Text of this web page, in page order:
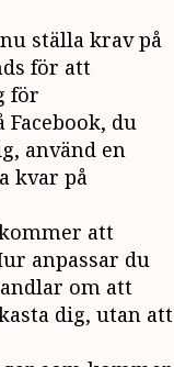
ställa krav på
för att
för
du
använd en
kvar på
att
anpassar du
om att
dig, utan att